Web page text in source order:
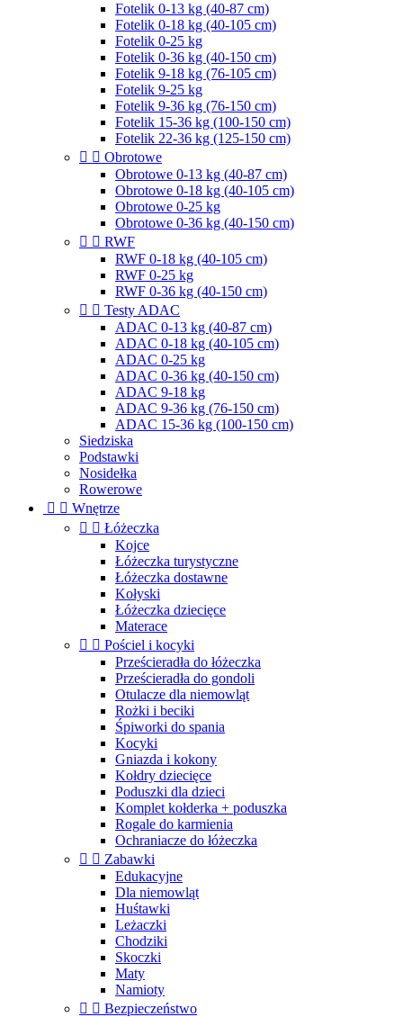
Fotelik 0-13 kg (40-87 cm)
Fotelik 0-18 kg (40-105 cm)
Fotelik 0-25 kg
Fotelik 0-36 kg (40-150 cm)
Fotelik 9-18 kg (76-105 cm)
Fotelik 9-25 kg
Fotelik 9-36 kg (76-150 cm)
Fotelik 15-36 kg (100-150 cm)
Fotelik 22-36 kg (125-150 cm)
  Obrotowe
Obrotowe 0-13 kg (40-87 cm)
Obrotowe 0-18 kg (40-105 cm)
Obrotowe 0-25 kg
Obrotowe 0-36 kg (40-150 cm)
  RWF
RWF 0-18 kg (40-105 cm)
RWF 0-25 kg
RWF 0-36 kg (40-150 cm)
  Testy ADAC
ADAC 0-13 kg (40-87 cm)
ADAC 0-18 kg (40-105 cm)
ADAC 0-25 kg
ADAC 0-36 kg (40-150 cm)
ADAC 9-18 kg
ADAC 9-36 kg (76-150 cm)
ADAC 15-36 kg (100-150 cm)
Siedziska
Podstawki
Nosidełka
Rowerowe
  Wnętrze
  Łóżeczka
Kojce
Łóżeczka turystyczne
Łóżeczka dostawne
Kołyski
Łóżeczka dziecięce
Materace
  Pościel i kocyki
Prześcieradła do łóżeczka
Prześcieradła do gondoli
Otulacze dla niemowląt
Rożki i beciki
Śpiworki do spania
Kocyki
Gniazda i kokony
Kołdry dziecięce
Poduszki dla dzieci
Komplet kołderka + poduszka
Rogale do karmienia
Ochraniacze do łóżeczka
  Zabawki
Edukacyjne
Dla niemowląt
Huśtawki
Leżaczki
Chodziki
Skoczki
Maty
Namioty
  Bezpieczeństwo